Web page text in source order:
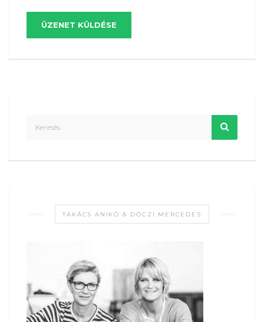
ÜZENET KÜLDÉSE
TAKÁCS ANIKÓ & DÓCZI MERCEDES